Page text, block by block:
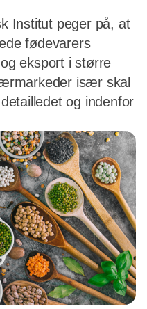
Institut peger på, at
fødevarers
eksport i større
især skal
og indenfor